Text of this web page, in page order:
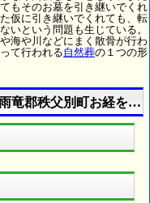
もそのお墓を引き継いでくれ
仮に引き継いでくれても、転
いという問題も生じている。
海や川などにまく散骨が行わ
て行われる自然葬の１つの形
竜郡秩父別町お経を理